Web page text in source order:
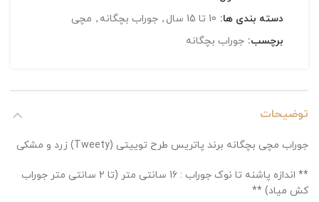
دسته بندی ها: 10 تا 15 سال , جوراب بچگانه , مچی
برچسب: جوراب بچگانه
توضیحات
جوراب مچی بچگانه برند پاتریس طرح توییتی (Tweety) زرد و مشکی
** اندازه پاشنه تا نوک جوراب : 16 سانتی متر (تا 2 سانتی متر جوراب
کش میاد) **